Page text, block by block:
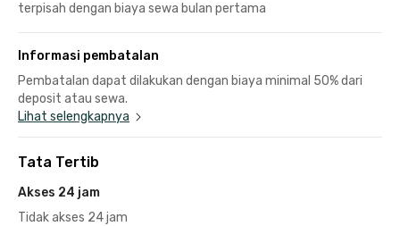
terpisah dengan biaya sewa bulan pertama
Informasi pembatalan
Pembatalan dapat dilakukan dengan biaya minimal 50% dari
deposit atau sewa.
Lihat selengkapnya
Tata Tertib
Akses 24 jam
Tidak akses 24 jam